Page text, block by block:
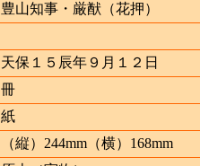
豊山知事・厳猷（花押）
天保１５辰年９月１２日
冊
紙
（縦）244mm（横）168mm